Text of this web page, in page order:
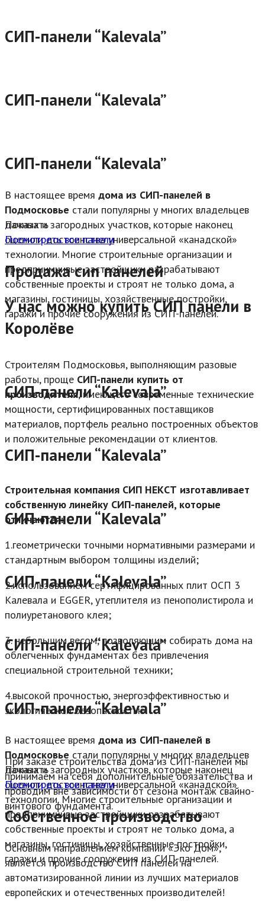
СИП-панели “Kalevala”
СИП-панели “Kalevala”
СИП-панели “Kalevala”
В настоящее время дома из СИП-панелей в
Подмосковье стали популярны у многих владельцев
дачных и загородных участков, которые наконец
оценили достоинства универсальной «канадской»
технологии. Многие строительные организации и
предприимчивые застройщики разрабатывают
собственные проекты и строят не только дома, а
магазины, гостиницы, хозяйственные постройки,
гаражи и прочие сооружения из СИП-панелей.
Строителям Подмосковья, выполняющим разовые
работы, проще СИП-панели купить от
производителя, имеющего современные технические
мощности, сертифицированных поставщиков
материалов, портфель реально построенных объектов
и положительные рекомендации от клиентов.
Строительная компания СИП НЕКСТ изготавливает
собственную линейку СИП-панелей, которые
отличаются:
1.геометрически точными нормативными размерами и
стандартным выбором толщины изделий;
2.использованием сертифицированных плит ОСП 3
Калевала и EGGER, утеплителя из пенополистирола и
полиуретанового клея;
3. небольшим весом, позволяющим собирать дома на
облегченных фундаментах без привлечения
специальной строительной техники;
4.высокой прочностью, энергоэффективностью и
экологической безопасностью.
При заказе строительства дома из СИП-панелей мы
принимаем на себя дополнительные обязательства и
проводим вне зависимости от сезона монтаж свайно-
винтового фундамента.
Показать
Посмотреть все панели
Продажа сип панелей
У нас можно купить СИП панели в
Королёве
СИП-панели “Kalevala”
СИП-панели “Kalevala”
СИП-панели “Kalevala”
СИП-панели “Kalevala”
СИП-панели “Kalevala”
СИП-панели “Kalevala”
В настоящее время дома из СИП-панелей в
Подмосковье стали популярны у многих владельцев
дачных и загородных участков, которые наконец
оценили достоинства универсальной «канадской»
технологии. Многие строительные организации и
предприимчивые застройщики разрабатывают
собственные проекты и строят не только дома, а
магазины, гостиницы, хозяйственные постройки,
гаражи и прочие сооружения из СИП-панелей.
Показать
Посмотреть все панели
Собственное производство
Основным направлением компании «Эко Дом»,
является производство СИП панелей на
автоматизированной линии из лучших материалов
европейских и отечественных производителей!